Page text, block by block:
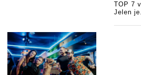
TOP 7
Jelen